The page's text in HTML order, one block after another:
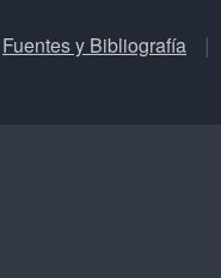
Fuentes y Bibliografía